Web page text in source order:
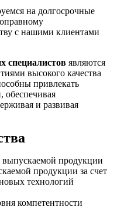
на долгосрочные
с нашими клиентами
специалистов являются
высокого качества
привлекать
обеспечивая
и развивая
продукции
продукции за счет
технологий
компетентности